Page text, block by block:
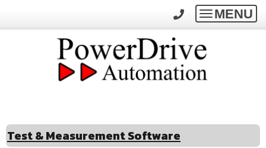
Toggle
MENU
Test & Measurement Software